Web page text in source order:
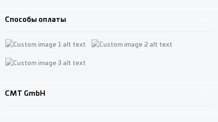
Способы оплаты
Custom image 1
CMT GmbH